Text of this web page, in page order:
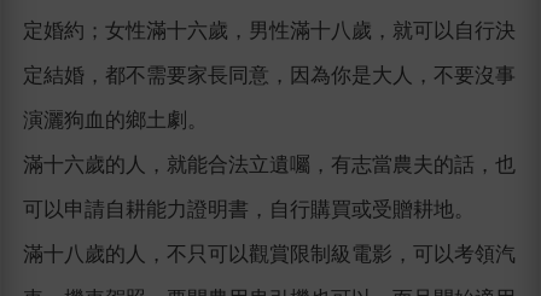
定婚約；女性滿十六歲，男性滿十八歲，就可以自行決
定結婚，都不需要家長同意，因為你是大人，不要沒事
演灑狗血的鄉土劇。
滿十六歲的人，就能合法立遺囑，有志當農夫的話，也
可以申請自耕能力證明書，自行購買或受贈耕地。
滿十八歲的人，不只可以觀賞限制級電影，可以考領汽